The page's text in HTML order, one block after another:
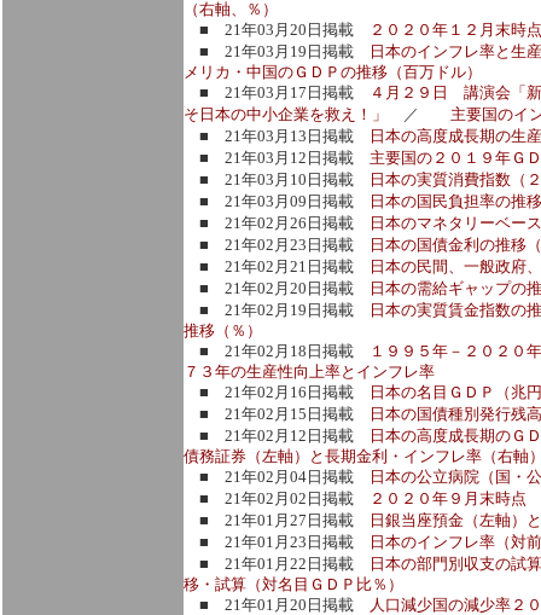
（右軸、％）
■ 21年03月20日掲載
２０２０年１２月末時
■ 21年03月19日掲載
日本のインフレ率と生
メリカ・中国のＧＤＰの推移（百万ドル）
■ 21年03月17日掲載 ４月２９日 講演会「新
そ日本の中小企業を救え！」
／
主要国のイン
■ 21年03月13日掲載
日本の高度成長期の生
■ 21年03月12日掲載 主要国の２０１９年Ｇ
■ 21年03月10日掲載
日本の実質消費指数（
■ 21年03月09日掲載
日本の国民負担率の推移
■ 21年02月26日掲載
日本のマネタリーベー
■ 21年02月23日掲載
日本の国債金利の推移
■ 21年02月21日掲載
日本の民間、一般政府
■ 21年02月20日掲載
日本の需給ギャップの
■ 21年02月19日掲載
日本の実質賃金指数の
推移（％）
■ 21年02月18日掲載
１９９５年－２０２０
７３年の生産性向上率とインフレ率
■ 21年02月16日掲載
日本の名目ＧＤＰ（兆
■ 21年02月15日掲載
日本の国債種別発行残
■ 21年02月12日掲載
日本の高度成長期のＧ
債務証券（左軸）と長期金利・インフレ率（右軸
■ 21年02月04日掲載
日本の公立病院（国・
■ 21年02月02日掲載
２０２０年９月末時点
■ 21年01月27日掲載
日銀当座預金（左軸）
■ 21年01月23日掲載
日本のインフレ率（対
■ 21年01月22日掲載 日本の部門別収支の試
移・試算（対名目ＧＤＰ比％）
■ 21年01月20日掲載
人口減少国の減少率